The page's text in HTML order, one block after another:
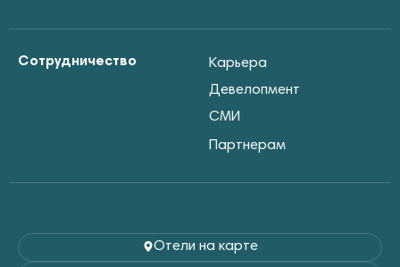
Сотрудничество
Карьера
Девелопмент
СМИ
Партнерам
Отели на карте